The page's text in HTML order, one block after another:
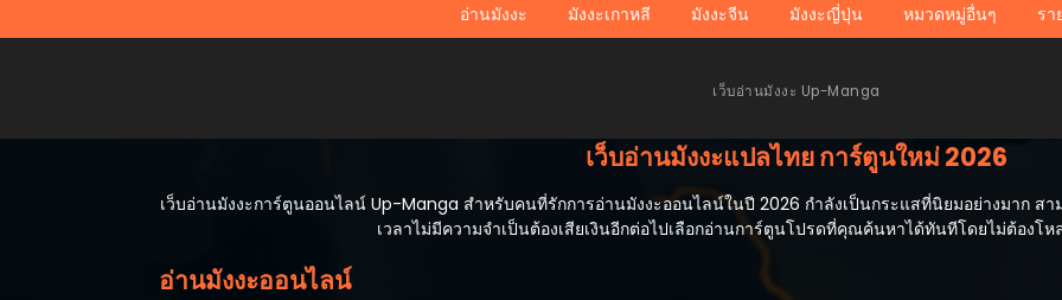
อ่านมังงะ มังงะเกาหลี มังงะจีน มังงะญี่ปุ่น หมวดหมู่อื่นๆ รา
เว็บอ่านมังงะ Up-Manga
เว็บอ่านมังงะแปลไทย การ์ตูนใหม่ 2026
เว็บอ่านมังงะการ์ตูนออนไลน์ Up-Manga สำหรับคนที่รักการอ่านมังงะออนไลน์ในปี 2026 กำลังเป็นกระแสที่นิยมอย่างมาก สา
เวลาไม่มีความจำเป็นต้องเสียเงินอีกต่อไปเลือกอ่านการ์ตูนโปรดที่คุณค้นหาได้ทันทีโดยไม่ต้องโ
อ่านมังงะออนไลน์